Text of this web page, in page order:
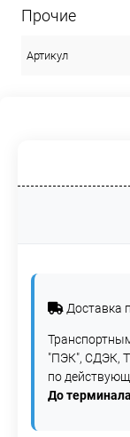
Прочие
Артикул
Доставка
"ПЭК", СДЭК,
по
До